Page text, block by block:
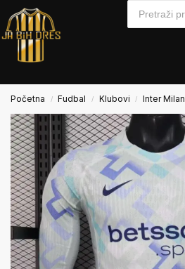
Početna / Fudbal / Klubovi / Inter Milan